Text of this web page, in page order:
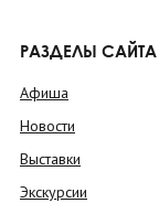
РАЗДЕЛЫ САЙТА
Афиша
Новости
Выставки
Экскурсии